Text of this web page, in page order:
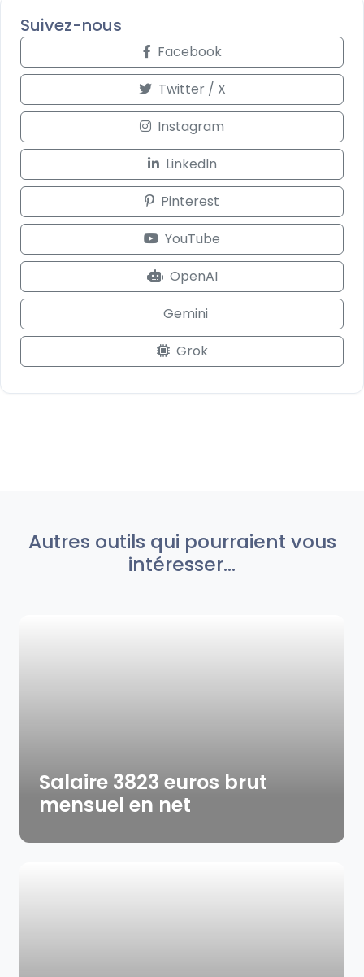
Suivez-nous
Facebook
Twitter / X
Instagram
LinkedIn
Pinterest
YouTube
OpenAI
Gemini
Grok
Autres outils qui pourraient vous
intéresser...
Salaire 3823 euros brut
mensuel en net